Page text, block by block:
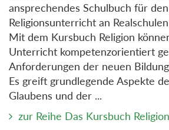
ansprechendes Schulbuch für
Religionsunterricht an
Mit dem Kursbuch Religion
Unterricht kompetenzorientiert
Anforderungen der neuen
Es greift grundlegende Aspekte
Glaubens und der ...
zur Reihe Das Kursbuch Religion